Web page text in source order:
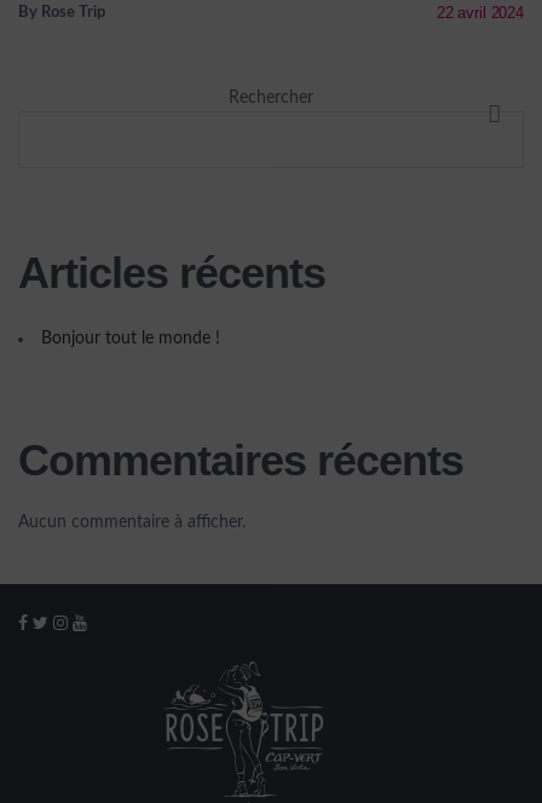
By Rose Trip 22 avril 2024
Rechercher
Articles récents
Bonjour tout le monde !
Commentaires récents
Aucun commentaire à afficher.